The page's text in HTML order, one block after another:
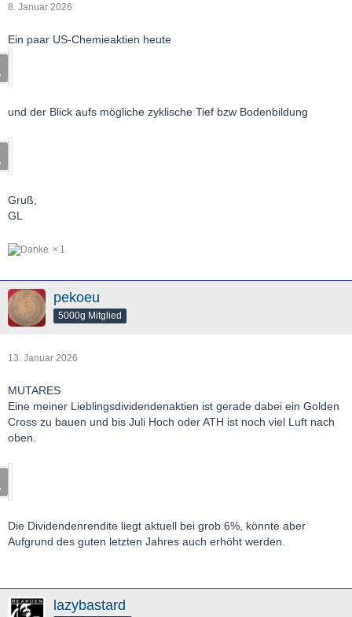
8. Januar 2026
Ein paar US-Chemieaktien heute
und der Blick aufs mögliche zyklische Tief bzw Bodenbildung
Gruß,
GL
1
pekoeu
5000g Mitglied
13. Januar 2026
MUTARES
Eine meiner Lieblingsdividendenaktien ist gerade dabei ein Golden
Cross zu bauen und bis Juli Hoch oder ATH ist noch viel Luft nach
oben.
Die Dividendenrendite liegt aktuell bei grob 6%, könnte aber
Aufgrund des guten letzten Jahres auch erhöht werden.
lazybastard